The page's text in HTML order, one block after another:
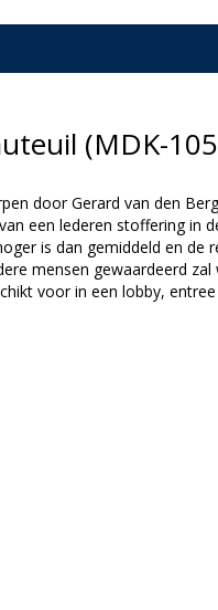
(MDK-
door Gerard van den
een lederen stoffering in
is dan gemiddeld en de
mensen gewaardeerd
voor in een lobby,